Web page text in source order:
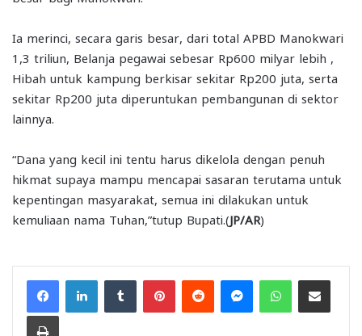
Ia merinci, secara garis besar, dari total APBD Manokwari
1,3 triliun, Belanja pegawai sebesar Rp600 milyar lebih ,
Hibah untuk kampung berkisar sekitar Rp200 juta, serta
sekitar Rp200 juta diperuntukan pembangunan di sektor
lainnya.
“Dana yang kecil ini tentu harus dikelola dengan penuh
hikmat supaya mampu mencapai sasaran terutama untuk
kepentingan masyarakat, semua ini dilakukan untuk
kemuliaan nama Tuhan,”tutup Bupati.(JP/AR)
FacebookLinkedInTumblr PinterestReddit MessengerWhatsAppShare via Email
Print